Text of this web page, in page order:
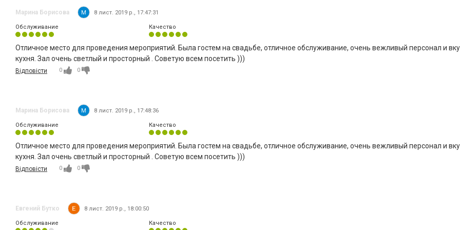
Марина Борисова 8 лист. 2019 р., 17:47:31
Обслуживание Качество
Отличное место для проведения мероприятий. Была гостем на свадьбе, отличное обслуживание, очень вежливый персонал и
кухня. Зал очень светлый и просторный . Советую всем посетить )))
Відповісти 0 0
Марина Борисова 8 лист. 2019 р., 17:48:36
Обслуживание Качество
Отличное место для проведения мероприятий. Была гостем на свадьбе, отличное обслуживание, очень вежливый персонал и
кухня. Зал очень светлый и просторный . Советую всем посетить )))
Відповісти 0 0
Евгений Бутко 8 лист. 2019 р., 18:00:50
Обслуживание Качество